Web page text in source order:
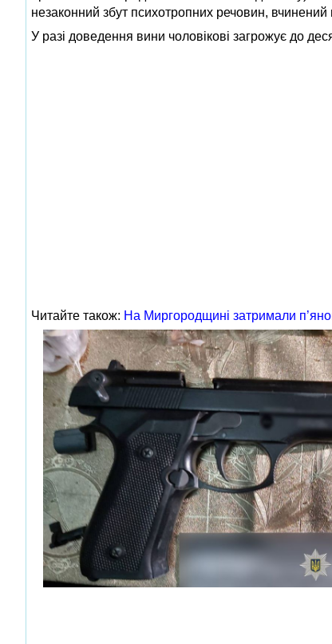
незаконний збут психотропних речовин,
У разі доведення вини чоловікові загрожує до
Читайте також: На Миргородщині затримали